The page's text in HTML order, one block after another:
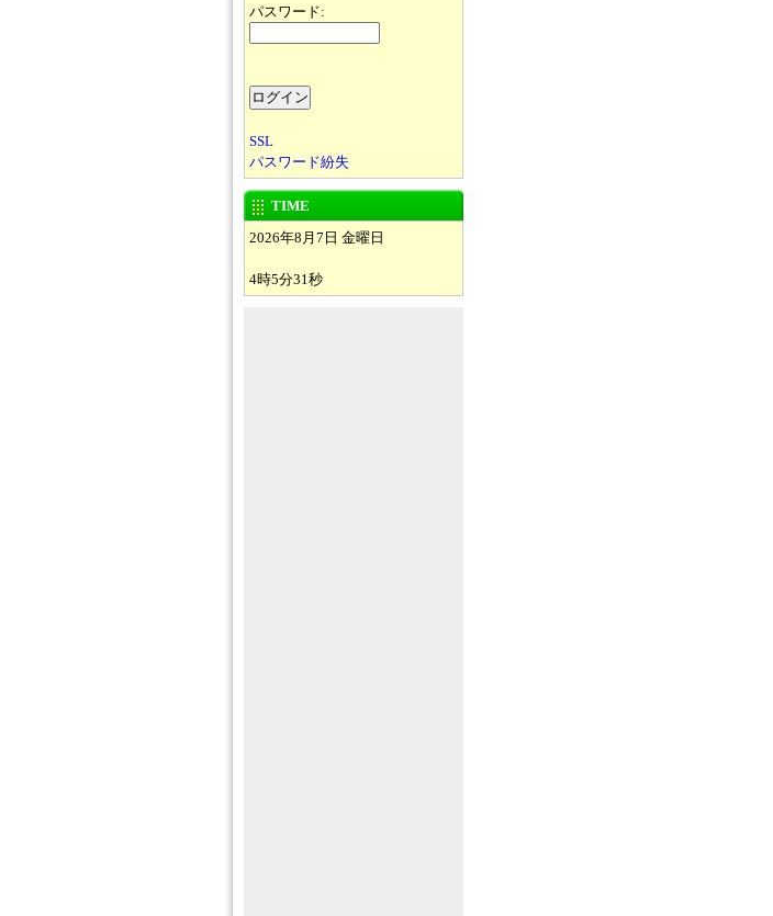
パスワード:
SSL
パスワード紛失
TIME
2026年8月7日 金曜日
4時5分31秒